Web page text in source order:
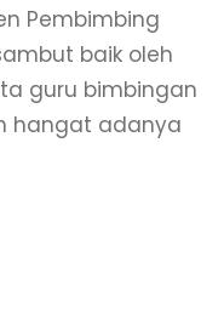
Pembimbing
baik oleh
guru bimbingan
hangat adanya